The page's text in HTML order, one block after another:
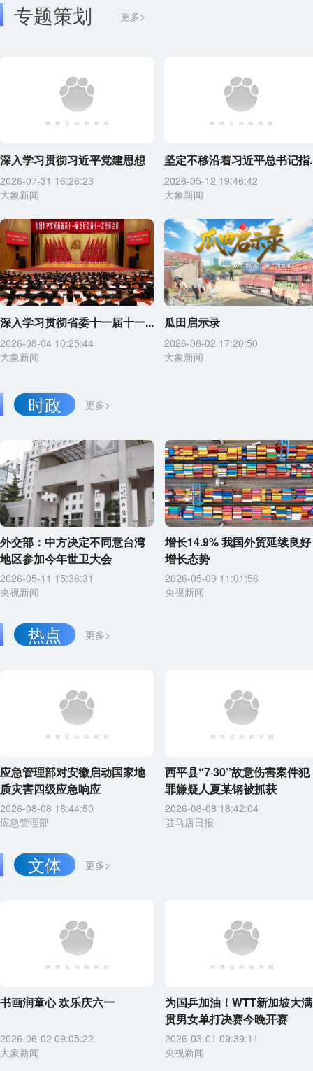
专题策划 更多>
深入学习贯彻习近平党建思想
2026-07-31 16:26:23
大象新闻
坚定不移沿着习近平总书记指
2026-05-12 19:46:42
大象新闻
深入学习贯彻省委十一届十一...
2026-08-04 10:25:44
大象新闻
瓜田启示录
2026-08-02 17:20:50
大象新闻
更多>
时政
外交部：中方决定不同意台湾
地区参加今年世卫大会
2026-05-11 15:36:31
央视新闻
增长14.9% 我国外贸延续良好
增长态势
2026-05-09 11:01:56
央视新闻
更多>
热点
应急管理部对安徽启动国家地
质灾害四级应急响应
2026-08-08 18:44:50
应急管理部
西平县“7·30”故意伤害案件犯
罪嫌疑人夏某钢被抓获
2026-08-08 18:42:04
驻马店日报
更多>
文体
书画润童心 欢乐庆六一
2026-06-02 09:05:22
大象新闻
为国乒加油！WTT新加坡大满
贯男女单打决赛今晚开赛
2026-03-01 09:39:11
央视新闻